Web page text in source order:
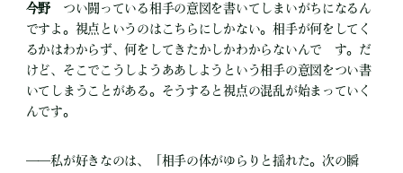
今野 つい闘っている相手の意図を書いてしまいがちになるん
ですよ。視点というのはこちらにしかない。相手が何をしてく
るかはわからず、何をしてきたかしかわからないんで す。だ
けど、そこでこうしようああしようという相手の意図をつい書
いてしまうことがある。そうすると視点の混乱が始まっていく
んです。
――私が好きなのは、「相手の体がゆらりと揺れた。次の瞬